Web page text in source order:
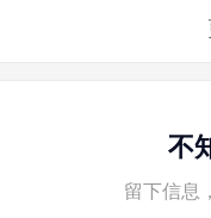
不
留下信息